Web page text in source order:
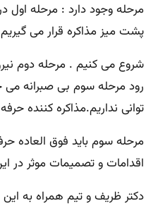
مرحله وجود دارد : مرحله اول
پشت میز مذاکره قرار می گیریم
شروع می کنیم . مرحله دوم
رود مرحله سوم بی صبرانه می
توانی نداریم.مذاکره کننده
مرحله سوم باید فوق العاده
اقدامات و تصمیمات موثر در
دکتر ظریف و تیم همراه به